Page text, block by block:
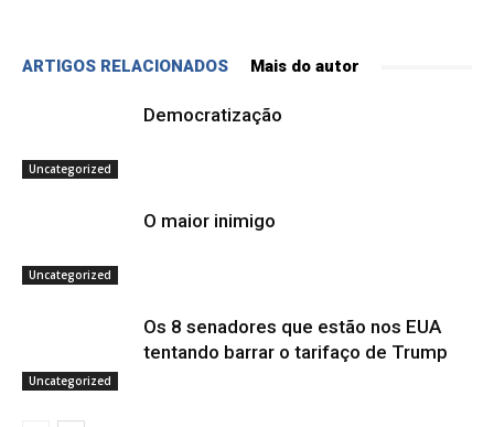
ARTIGOS RELACIONADOS Mais do autor
Uncategorized
Democratização
Uncategorized
O maior inimigo
Uncategorized
Os 8 senadores que estão nos EUA
tentando barrar o tarifaço de Trump